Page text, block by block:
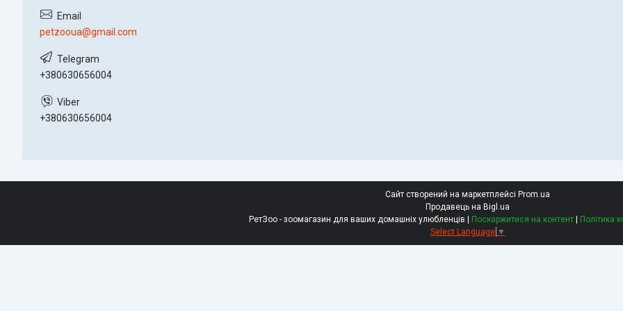
petzooua@gmail.com
+380630656004
+380630656004
Сайт створений на маркетплейсі Prom.ua
Продавець на Bigl.ua
РетЗоо - зоомагазин для ваших домашніх улюбленців | Поскаржитися на контент | Політика
Select Language ▼